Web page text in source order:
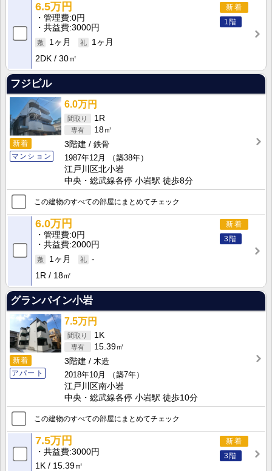
新着
1階
6.5万円
管理費 0円
共益費 3000円
1ヶ月
1ヶ月
2DK
30㎡
フジビル
新着
マンション
6.0万円
1R
18㎡
3階建
鉄骨
1987年12月
（築38年）
江戸川区北小岩
中央・総武線各停 小岩駅 徒歩8分
この建物のすべての部屋にまとめてチェック
新着
3階
6.0万円
管理費 0円
共益費 2000円
1ヶ月
-
1R
18㎡
グランパイン小岩
新着
アパート
7.5万円
1K
15.39㎡
3階建
木造
2018年10月
（築7年）
江戸川区南小岩
中央・総武線各停 小岩駅 徒歩10分
この建物のすべての部屋にまとめてチェック
新着
3階
7.5万円
共益費 3000円
1K
15.39㎡